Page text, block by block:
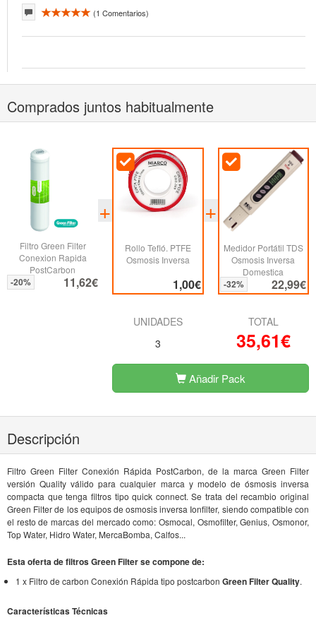
(1 Comentarios)
Comprados juntos habitualmente
Filtro Green Filter
Conexion Rapida
PostCarbon
11,62€
-20%
Rollo Tefló. PTFE
Osmosis Inversa
1,00€
Medidor Portátil TDS
Osmosis Inversa
Domestica
22,99€
-32%
UNIDADES
TOTAL
3
35,61€
Añadir Pack
Descripción
Filtro Green Filter Conexión Rápida PostCarbon, de la marca Green Filter
versión Quality válido para cualquier marca y modelo de ósmosis inversa
compacta que tenga filtros tipo quick connect. Se trata del recambio original
Green Filter de los equipos de osmosis inversa Ionfilter, siendo compatible con
el resto de marcas del mercado como: Osmocal, Osmofilter, Genius, Osmonor,
Top Water, Hidro Water, MercaBomba, Calfos...
Esta oferta de filtros Green Filter se compone de:
1 x Filtro de carbon Conexión Rápida tipo postcarbon Green Filter Quality.
Características Técnicas